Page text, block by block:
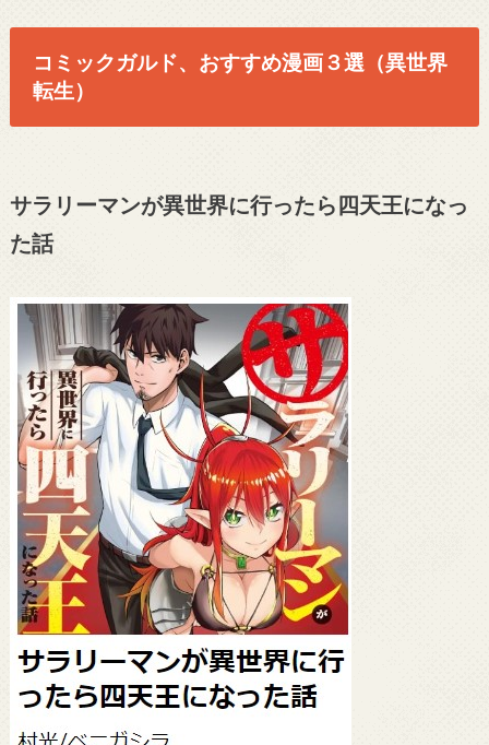
コミックガルド、おすすめ漫画３選（異世界
転生）
サラリーマンが異世界に行ったら四天王になっ
た話